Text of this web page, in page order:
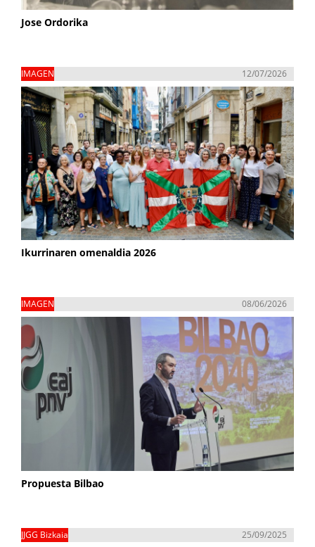
Jose Ordorika
IMAGEN 12/07/2026
Ikurrinaren omenaldia 2026
IMAGEN 08/06/2026
Propuesta Bilbao
JJGG Bizkaia 25/09/2025